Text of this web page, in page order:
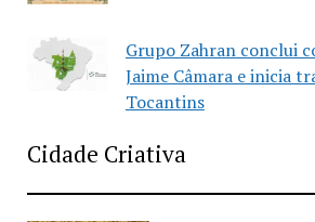
Grupo Zahran conclui
Jaime Câmara e inicia
Tocantins
Cidade Criativa